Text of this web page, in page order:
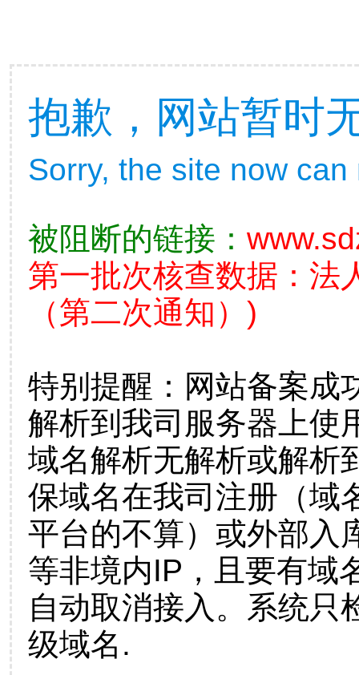
抱歉，网站暂时
Sorry, the site now
被阻断的链接：
第一批次核查数据：法
（第二次通知）)
特别提醒：网站备案成
解析到我司服务器上使
域名解析无解析或解析
保域名在我司注册（域
平台的不算）或外部入
等非境内IP，且要有域
自动取消接入。系统只
级域名.